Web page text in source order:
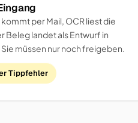
per Mail, OCR liest die
Beleg landet als Entwurf in
müssen nur noch freigeben.
Tippfehler